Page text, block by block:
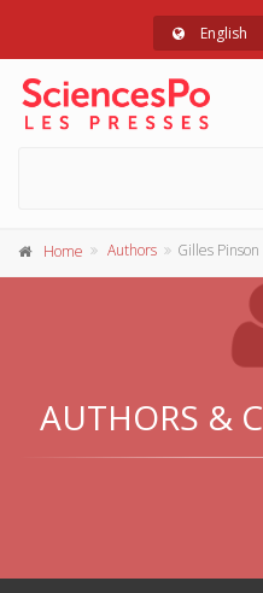
English
Home Authors Gilles Pinson
AUTHORS &